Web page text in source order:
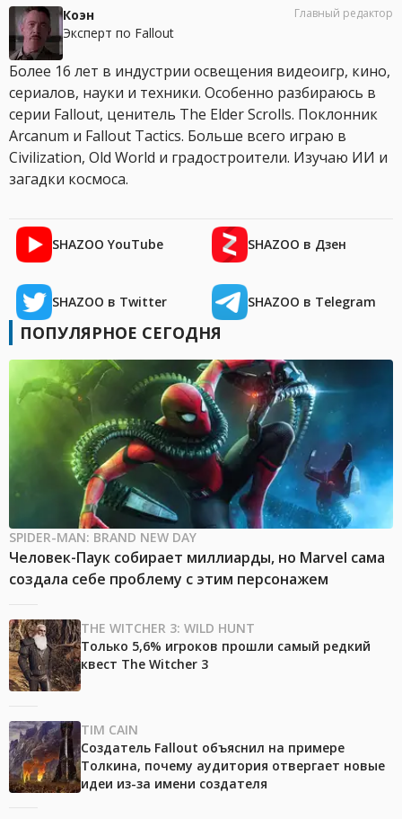
Коэн
Эксперт по Fallout
Главный редактор
Более 16 лет в индустрии освещения видеоигр, кино,
сериалов, науки и техники. Особенно разбираюсь в
серии Fallout, ценитель The Elder Scrolls. Поклонник
Arcanum и Fallout Tactics. Больше всего играю в
Civilization, Old World и градостроители. Изучаю ИИ и
загадки космоса.
SHAZOO YouTube SHAZOO в Дзен
SHAZOO в Twitter SHAZOO в Telegram
ПОПУЛЯРНОЕ СЕГОДНЯ
SPIDER-MAN: BRAND NEW DAY
Человек-Паук собирает миллиарды, но Marvel сама
создала себе проблему с этим персонажем
THE WITCHER 3: WILD HUNT
Только 5,6% игроков прошли самый редкий
квест The Witcher 3
TIM CAIN
Создатель Fallout объяснил на примере
Толкина, почему аудитория отвергает новые
идеи из-за имени создателя